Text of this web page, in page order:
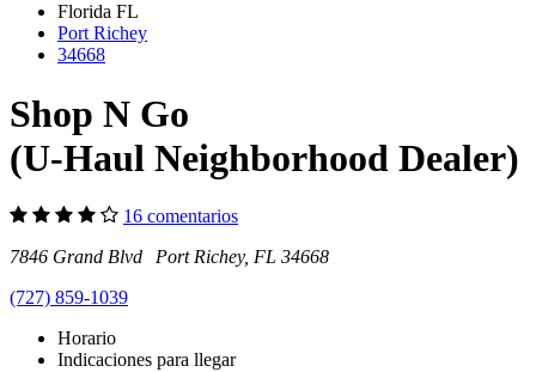
Florida FL
Port Richey
34668
Shop N Go
(U-Haul Neighborhood Dealer)
16 comentarios
7846 Grand Blvd Port Richey, FL 34668
(727) 859-1039
Horario
Indicaciones para llegar